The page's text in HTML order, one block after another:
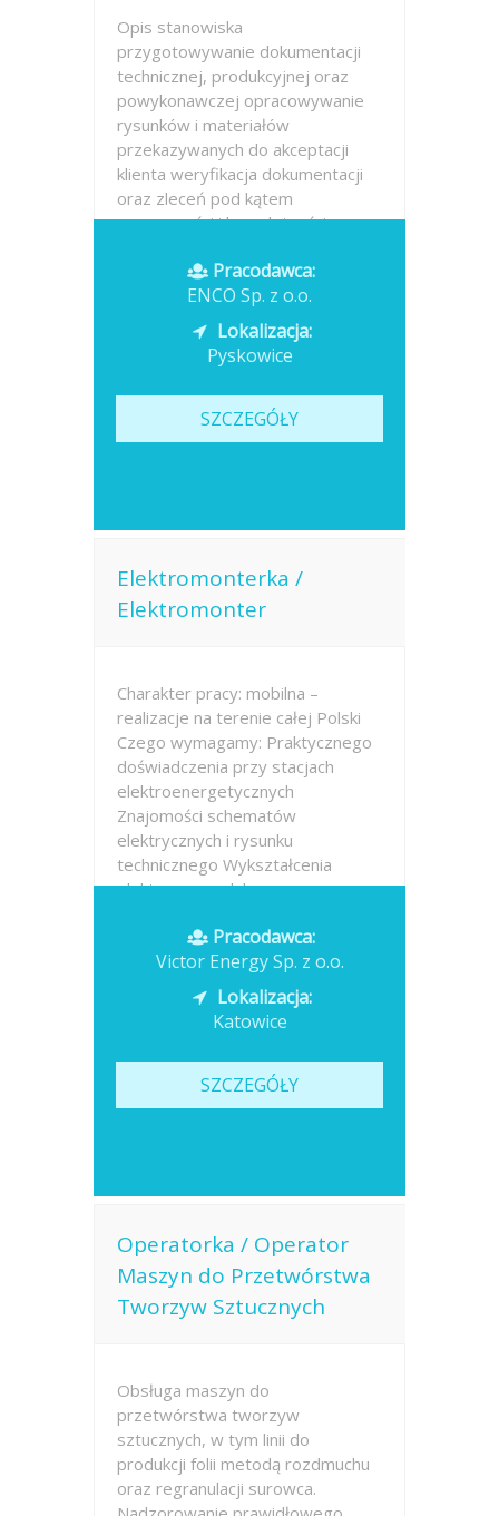
Opis stanowiska
przygotowywanie dokumentacji
technicznej, produkcyjnej oraz
powykonawczej opracowywanie
rysunków i materiałów
przekazywanych do akceptacji
klienta weryfikacja dokumentacji
oraz zleceń pod kątem
poprawności i kompletności
Opublikowano: dzisiaj
Pracodawca:
ENCO Sp. z o.o.
Lokalizacja:
Pyskowice
SZCZEGÓŁY
Elektromonterka /
Elektromonter
Charakter pracy: mobilna –
realizacje na terenie całej Polski
Czego wymagamy: Praktycznego
doświadczenia przy stacjach
elektroenergetycznych
Znajomości schematów
elektrycznych i rysunku
technicznego Wykształcenia
elektrycznego lub
Opublikowano: dzisiaj
Pracodawca:
Victor Energy Sp. z o.o.
Lokalizacja:
Katowice
SZCZEGÓŁY
Operatorka / Operator
Maszyn do Przetwórstwa
Tworzyw Sztucznych
Obsługa maszyn do
przetwórstwa tworzyw
sztucznych, w tym linii do
produkcji folii metodą rozdmuchu
oraz regranulacji surowca.